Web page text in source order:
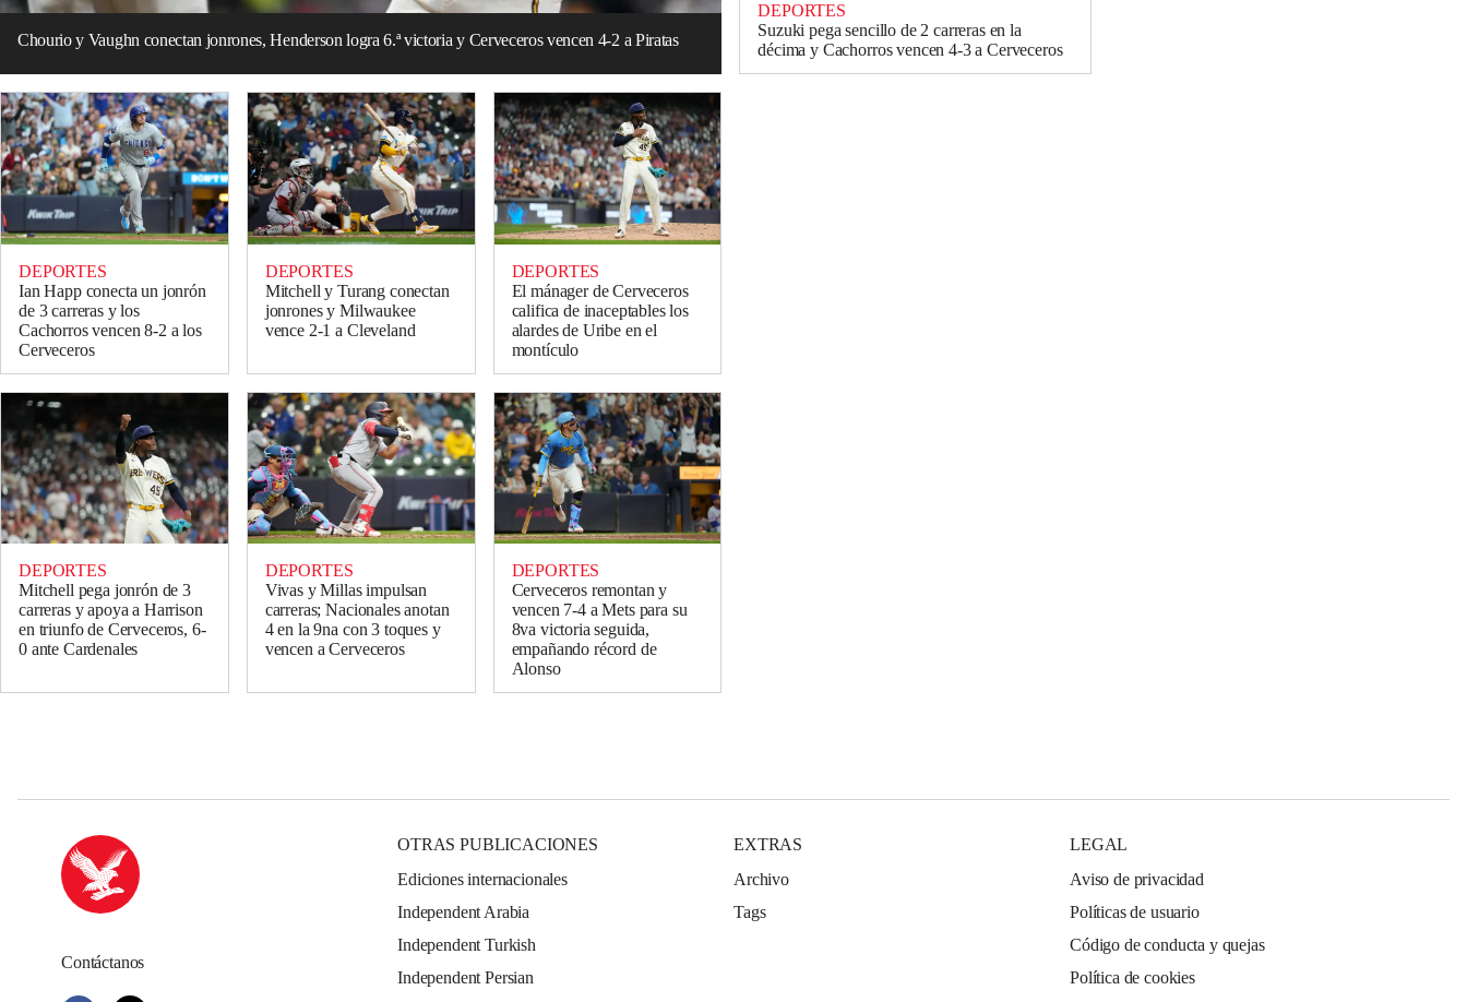
Chourio y Vaughn conectan jonrones, Henderson logra 6.ª victoria y Cerveceros vencen 4-2 a Piratas
DEPORTES
Suzuki pega sencillo de 2 carreras en la
décima y Cachorros vencen 4-3 a Cerveceros
DEPORTES
Ian Happ conecta un jonrón
de 3 carreras y los
Cachorros vencen 8-2 a los
Cerveceros
DEPORTES
Mitchell y Turang conectan
jonrones y Milwaukee
vence 2-1 a Cleveland
DEPORTES
El mánager de Cerveceros
califica de inaceptables los
alardes de Uribe en el
montículo
DEPORTES
Mitchell pega jonrón de 3
carreras y apoya a Harrison
en triunfo de Cerveceros, 6-
0 ante Cardenales
DEPORTES
Vivas y Millas impulsan
carreras; Nacionales anotan
4 en la 9na con 3 toques y
vencen a Cerveceros
DEPORTES
Cerveceros remontan y
vencen 7-4 a Mets para su
8va victoria seguida,
empañando récord de
Alonso
Contáctanos
OTRAS PUBLICACIONES
Ediciones internacionales
Independent Arabia
Independent Turkish
Independent Persian
EXTRAS
Archivo
Tags
LEGAL
Aviso de privacidad
Políticas de usuario
Código de conducta y quejas
Política de cookies